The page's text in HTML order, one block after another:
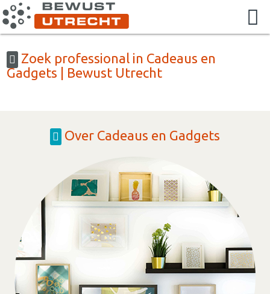
Zoek professional in Cadeaus en
Gadgets | Bewust Utrecht
Over Cadeaus en Gadgets